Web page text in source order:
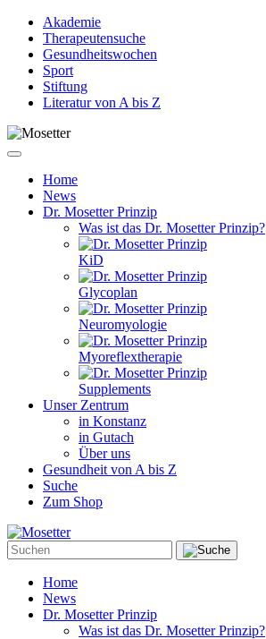
Akademie
Therapeutensuche
Gesundheitswochen
Sport
Stiftung
Literatur von A bis Z
Home
News
Dr. Mosetter Prinzip
Was ist das Dr. Mosetter Prinzip?
KiD
Glycoplan
Neuromyologie
Myoreflextherapie
Supplements
Unser Zentrum
in Konstanz
in Gutach
Über uns
Gesundheit von A bis Z
Suche
Zum Shop
Home
News
Dr. Mosetter Prinzip
Was ist das Dr. Mosetter Prinzip?